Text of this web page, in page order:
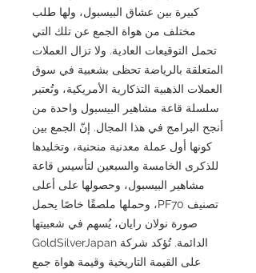
كبيرة بين عشاق البيسبول، ولها طلب
مختلف من هواة الجمع عن تلك التي
تحمل التوقيعات العادية. ولا تزال العملات
المتعلقة بالرياضة تحظى بشعبية في سوق
العملات الذهبية التذكارية الأمريكية، وتُعتبر
سلسلة قاعة مشاهير البيسبول واحدة من
أنجح البرامج في هذا المجال. إنّ الجمع بين
كونها أول عملة معدنية منحنية، وتخليدها
للذكرى الخامسة والسبعين لتأسيس قاعة
مشاهير البيسبول، وحصولها على أعلى
تصنيف PF70، وحملها ملصقًا خاصًا يحمل
صورة نولان رايان، يُسهم في شعبيتها
الدائمة. تُؤكد شركة GoldSilverJapan
على القيمة التاريخية وقيمة هواة جمع